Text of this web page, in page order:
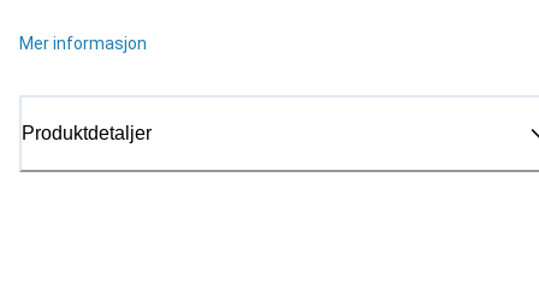
Mer informasjon
Produktdetaljer